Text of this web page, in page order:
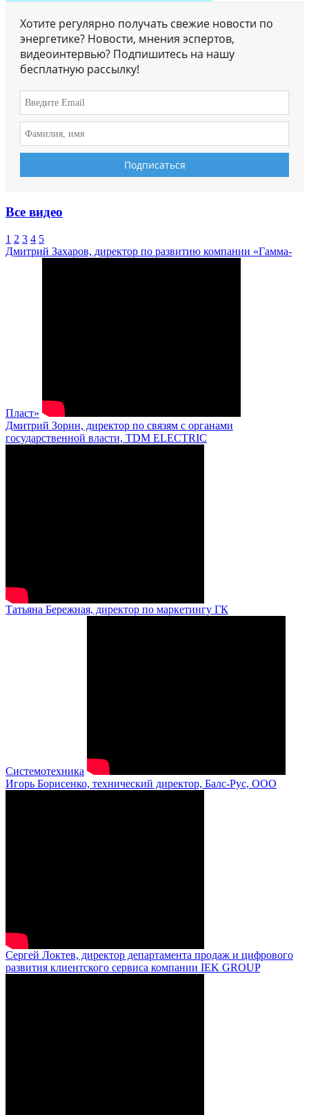
Хотите регулярно получать свежие новости по
энергетике? Новости, мнения эспертов,
видеоинтервью? Подпишитесь на нашу
бесплатную рассылку!
Все видео
1 2 3 4 5
Дмитрий Захаров, директор по развитию компании «Гамма-
Пласт»
Дмитрий Зорин, директор по связям с органами
государственной власти, TDM ELECTRIC
Татьяна Бережная, директор по маркетингу ГК
Системотехника
Игорь Борисенко, технический директор, Балс-Рус, ООО
Сергей Локтев, директор департамента продаж и цифрового
развития клиентского сервиса компании IEK GROUP